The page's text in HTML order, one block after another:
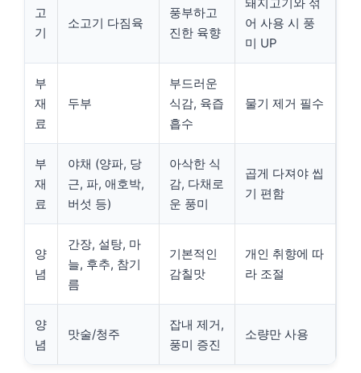
고
기
소고기 다짐육
풍부하고
진한 육향
어 사용 시 풍
미 UP
부
재
료
두부
부드러운
식감, 육즙
흡수
물기 제거 필수
부
재
료
야채 (양파, 당
근, 파, 애호박,
버섯 등)
아삭한 식
감, 다채로
운 풍미
곱게 다져야 씹
기 편함
양
념
간장, 설탕, 마
늘, 후추, 참기
름
기본적인
감칠맛
개인 취향에 따
라 조절
양
념
맛술/청주
잡내 제거,
풍미 증진
소량만 사용